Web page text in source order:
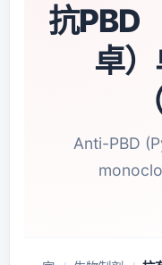
抗PBD
卓
Anti-PBD